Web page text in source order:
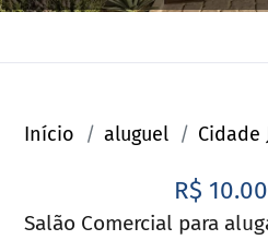
Início aluguel Cidade
R$
Salão Comercial para